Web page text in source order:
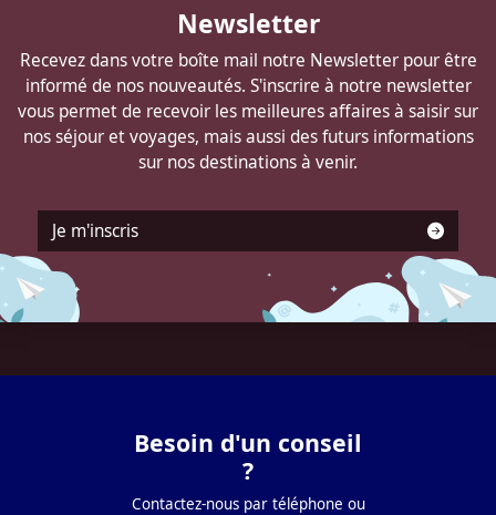
Newsletter
Recevez dans votre boîte mail notre Newsletter pour être
informé de nos nouveautés. S'inscrire à notre newsletter
vous permet de recevoir les meilleures affaires à saisir sur
nos séjour et voyages, mais aussi des futurs informations
sur nos destinations à venir.
Je m'inscris
Besoin d'un conseil
?
Contactez-nous par téléphone ou